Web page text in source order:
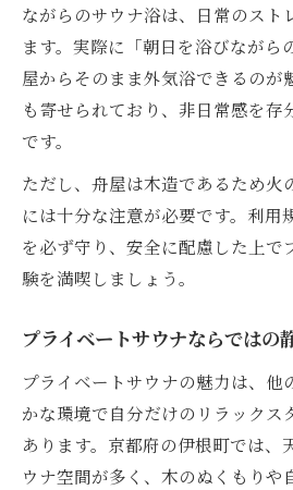
ながらのサウナ浴は、日常のスト
ます。実際に「朝日を浴びながら
屋からそのまま外気浴できるのが
も寄せられており、非日常感を存
です。
ただし、舟屋は木造であるため火
には十分な注意が必要です。利用
を必ず守り、安全に配慮した上で
験を満喫しましょう。
プライベートサウナならではの
プライベートサウナの魅力は、他
かな環境で自分だけのリラックス
あります。京都府の伊根町では、
ウナ空間が多く、木のぬくもりや